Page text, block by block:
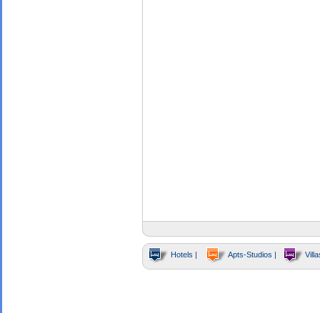
Hotels | Apts-Studios |